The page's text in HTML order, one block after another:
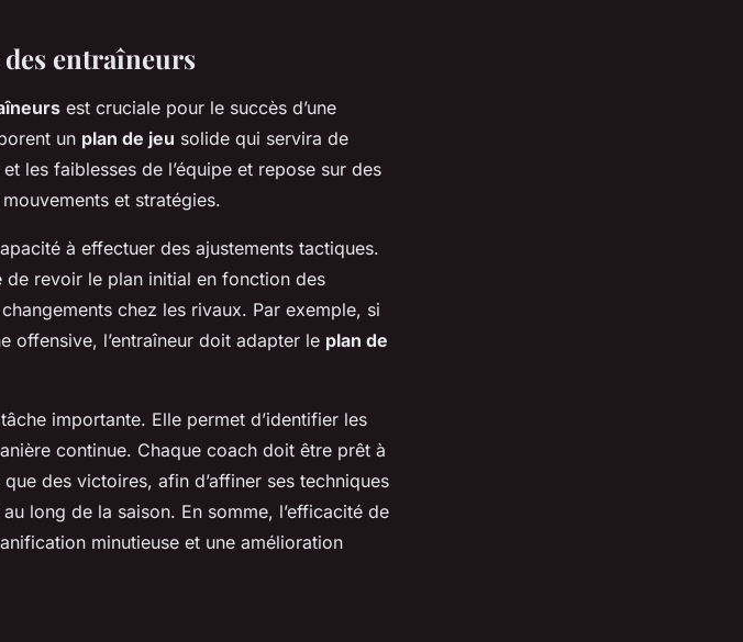
entraîneurs
est cruciale pour le succès d’une
un plan de jeu solide qui servira de
les faiblesses de l’équipe et repose sur des
et stratégies.
à effectuer des ajustements tactiques.
de revoir le plan initial en fonction des
chez les rivaux. Par exemple, si
offensive, l’entraîneur doit adapter le plan de
importante. Elle permet d’identifier les
continue. Chaque coach doit être prêt à
des victoires, afin d’affiner ses techniques
long de la saison. En somme, l’efficacité de
minutieuse et une amélioration